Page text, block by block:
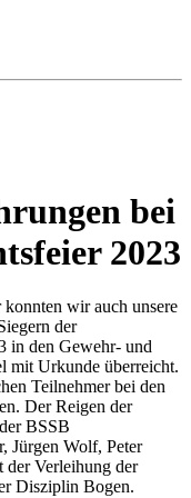
bei
2023
wir auch unsere
der
in den Gewehr- und
mit Urkunde überreicht.
Teilnehmer bei den
Der Reigen der
BSSB
Jürgen Wolf, Peter
Verleihung der
Disziplin Bogen.